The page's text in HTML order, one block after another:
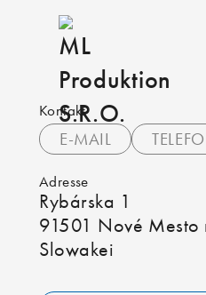
Kontakt
E-MAIL
Adresse
Rybárska 1
91501 Nové Mesto
Slowakei